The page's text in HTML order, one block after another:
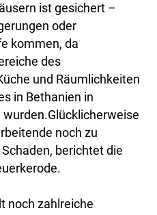
ist gesichert –
oder
kommen, da
des
und Räumlichkeiten
in Bethanien in
noch zu
berichtet die
noch zahlreiche